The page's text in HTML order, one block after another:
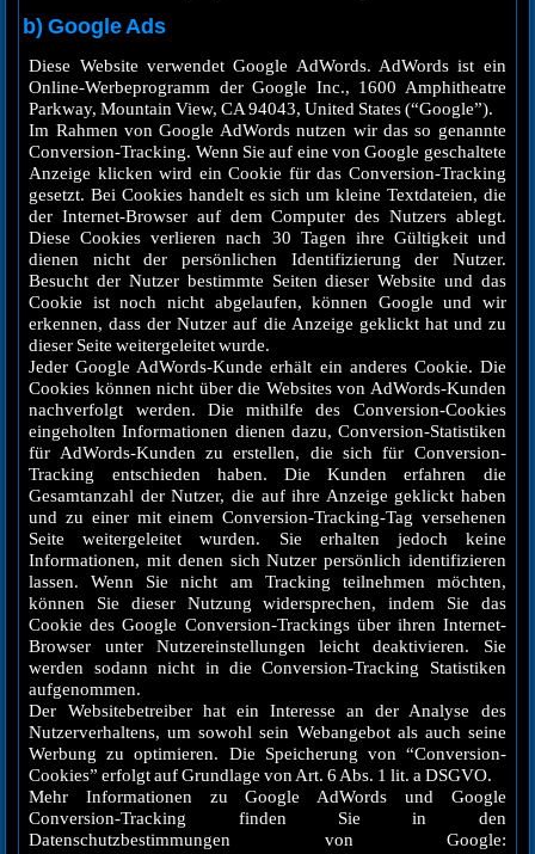
b) Google Ads
Diese Website verwendet Google AdWords. AdWords ist ein
Online-Werbeprogramm der Google Inc., 1600 Amphitheatre
Parkway, Mountain View, CA 94043, United States (“Google”).
Im Rahmen von Google AdWords nutzen wir das so genannte
Conversion-Tracking. Wenn Sie auf eine von Google geschaltete
Anzeige klicken wird ein Cookie für das Conversion-Tracking
gesetzt. Bei Cookies handelt es sich um kleine Textdateien, die
der Internet-Browser auf dem Computer des Nutzers ablegt.
Diese Cookies verlieren nach 30 Tagen ihre Gültigkeit und
dienen nicht der persönlichen Identifizierung der Nutzer.
Besucht der Nutzer bestimmte Seiten dieser Website und das
Cookie ist noch nicht abgelaufen, können Google und wir
erkennen, dass der Nutzer auf die Anzeige geklickt hat und zu
dieser Seite weitergeleitet wurde.
Jeder Google AdWords-Kunde erhält ein anderes Cookie. Die
Cookies können nicht über die Websites von AdWords-Kunden
nachverfolgt werden. Die mithilfe des Conversion-Cookies
eingeholten Informationen dienen dazu, Conversion-Statistiken
für AdWords-Kunden zu erstellen, die sich für Conversion-
Tracking entschieden haben. Die Kunden erfahren die
Gesamtanzahl der Nutzer, die auf ihre Anzeige geklickt haben
und zu einer mit einem Conversion-Tracking-Tag versehenen
Seite weitergeleitet wurden. Sie erhalten jedoch keine
Informationen, mit denen sich Nutzer persönlich identifizieren
lassen. Wenn Sie nicht am Tracking teilnehmen möchten,
können Sie dieser Nutzung widersprechen, indem Sie das
Cookie des Google Conversion-Trackings über ihren Internet-
Browser unter Nutzereinstellungen leicht deaktivieren. Sie
werden sodann nicht in die Conversion-Tracking Statistiken
aufgenommen.
Der Websitebetreiber hat ein Interesse an der Analyse des
Nutzerverhaltens, um sowohl sein Webangebot als auch seine
Werbung zu optimieren. Die Speicherung von “Conversion-
Cookies” erfolgt auf Grundlage von Art. 6 Abs. 1 lit. a DSGVO.
Mehr Informationen zu Google AdWords und Google
Conversion-Tracking finden Sie in den
Datenschutzbestimmungen von Google: